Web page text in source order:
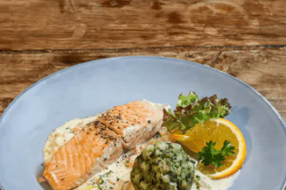
Knödel und Fisch, das geht und schmeckt
dazu hervorragend, wie dieses Gericht
beweist.